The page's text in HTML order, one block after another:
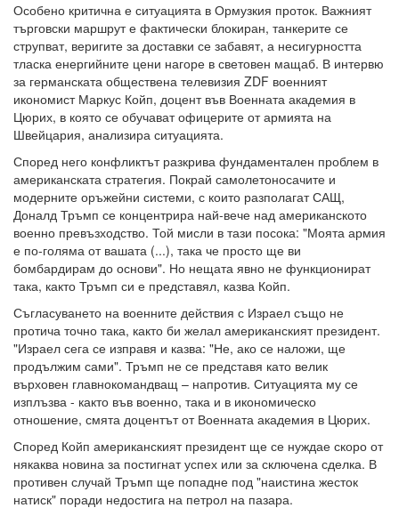
Особено критична е ситуацията в Ормузкия проток. Важният
търговски маршрут е фактически блокиран, танкерите се
струпват, веригите за доставки се забавят, а несигурността
тласка енергийните цени нагоре в световен мащаб. В интервю
за германската обществена телевизия ZDF военният
икономист Маркус Койп, доцент във Военната академия в
Цюрих, в която се обучават офицерите от армията на
Швейцария, анализира ситуацията.
Според него конфликтът разкрива фундаментален проблем в
американската стратегия. Покрай самолетоносачите и
модерните оръжейни системи, с които разполагат САЩ,
Доналд Тръмп се концентрира най-вече над американското
военно превъзходство. Той мисли в тази посока: "Моята армия
е по-голяма от вашата (...), така че просто ще ви
бомбардирам до основи". Но нещата явно не функционират
така, както Тръмп си е представял, казва Койп.
Съгласуването на военните действия с Израел също не
протича точно така, както би желал американският президент.
"Израел сега се изправя и казва: "Не, ако се наложи, ще
продължим сами". Тръмп не се представя като велик
върховен главнокомандващ – напротив. Ситуацията му се
изплъзва - както във военно, така и в икономическо
отношение, смята доцентът от Военната академия в Цюрих.
Според Койп американският президент ще се нуждае скоро от
някаква новина за постигнат успех или за сключена сделка. В
противен случай Тръмп ще попадне под "наистина жесток
натиск" поради недостига на петрол на пазара.